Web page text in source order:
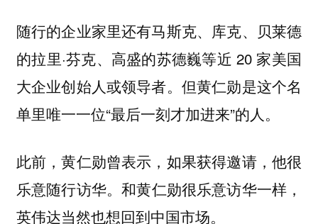
随行的企业家里还有马斯克、库克、贝莱德
的拉里·芬克、高盛的苏德巍等近 20 家美国
大企业创始人或领导者。但黄仁勋是这个名
单里唯一一位“最后一刻才加进来”的人。
此前，黄仁勋曾表示，如果获得邀请，他很
乐意随行访华。和黄仁勋很乐意访华一样，
英伟达当然也想回到中国市场。